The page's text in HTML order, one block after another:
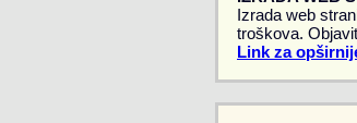
Izrada web
troškova.
Link za